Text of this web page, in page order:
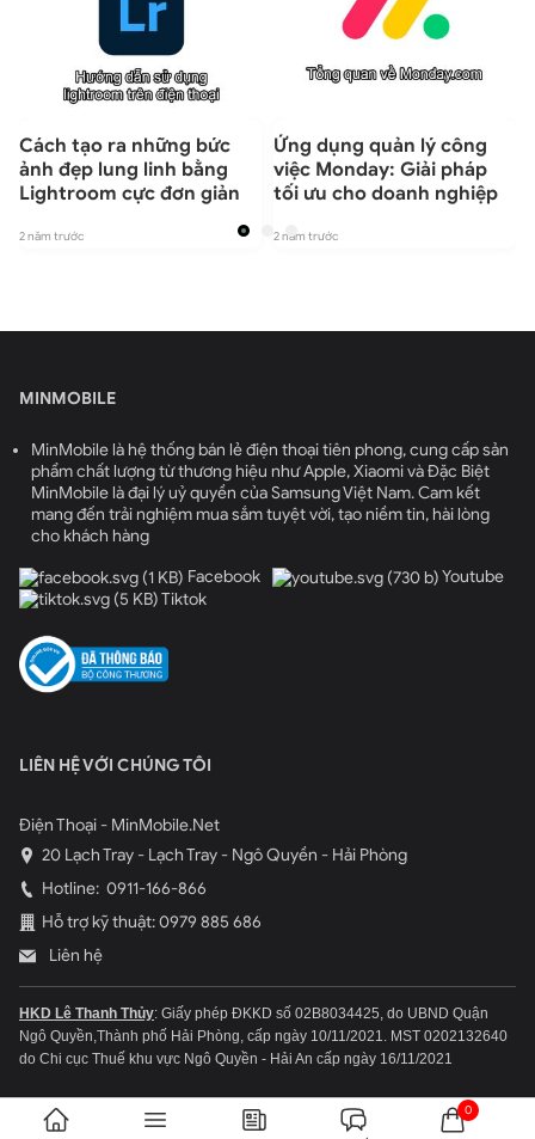
Cách tạo ra những bức
ảnh đẹp lung linh bằng
Lightroom cực đơn giản
2 năm trước
Ứng dụng quản lý công
việc Monday: Giải pháp
tối ưu cho doanh nghiệp
2 năm trước
MINMOBILE
MinMobile là hệ thống bán lẻ điện thoại tiên phong, cung cấp sản
phẩm chất lượng từ thương hiệu như Apple, Xiaomi và Đặc Biệt
MinMobile là đại lý uỷ quyền của Samsung Việt Nam. Cam kết
mang đến trải nghiệm mua sắm tuyệt vời, tạo niềm tin, hài lòng
cho khách hàng
Facebook
Youtube
Tiktok
LIÊN HỆ VỚI CHÚNG TÔI
Điện Thoại - MinMobile.Net
20 Lạch Tray - Lạch Tray - Ngô Quyền - Hải Phòng
Hotline: 0911-166-866
Hỗ trợ kỹ thuật: 0979 885 686
Liên hệ
HKD Lê Thanh Thủy: Giấy phép ĐKKD số 02B8034425, do UBND Quận
Ngô Quyền,Thành phố Hải Phòng, cấp ngày 10/11/2021.
MST 0202132640
do Chi cục Thuế khu vực Ngô Quyền - Hải An cấp ngày 16/11/2021
0